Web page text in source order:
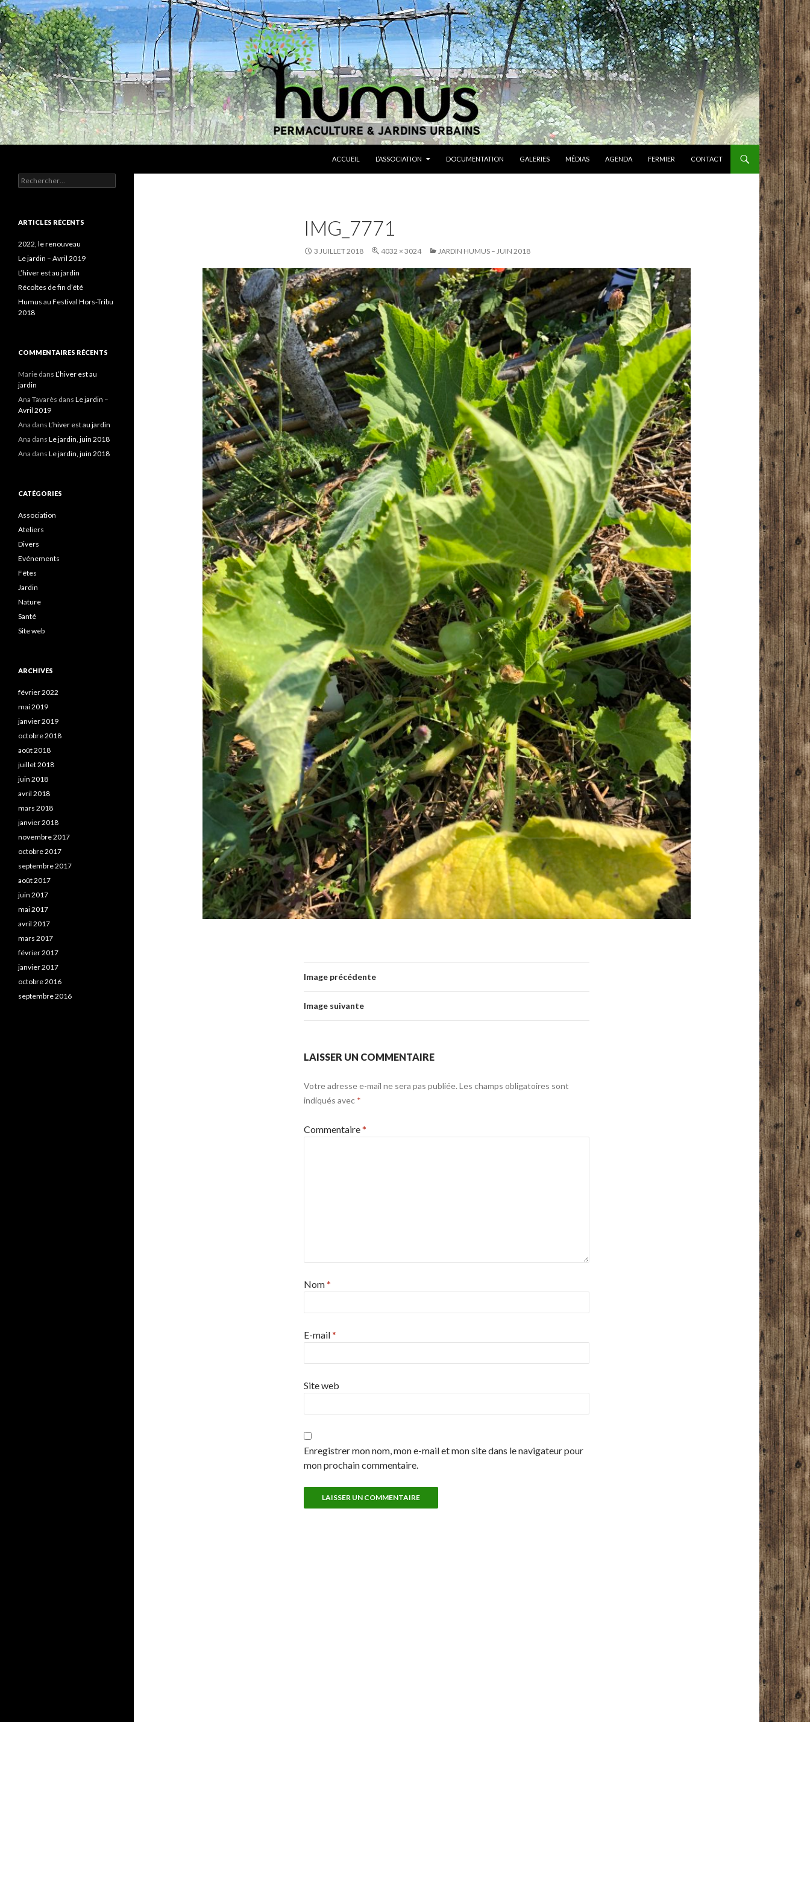
ACCUEIL
L’ASSOCIATION DOCUMENTATION GALERIES MÉDIAS AGENDA FERMIER CONTACT
IMG_7771
3 JUILLET 2018 4032 × 3024 JARDIN HUMUS – JUIN 2018
Image précédente
Image suivante
LAISSER UN COMMENTAIRE
Votre adresse e-mail ne sera pas publiée. Les champs obligatoires sont
indiqués avec *
Commentaire*
Nom*
E-mail*
Site web
Enregistrer mon nom, mon e-mail et mon site dans le navigateur pour
mon prochain commentaire.
Association agroécologique
Rechercher :
ARTICLES RÉCENTS
2022, le renouveau
Le jardin – Avril 2019
L’hiver est au jardin
Récoltes de fin d’été
Humus au Festival Hors-Tribu
2018
COMMENTAIRES RÉCENTS
Marie dans L’hiver est au
jardin
Ana Tavarès dans Le jardin –
Avril 2019
Ana dans L’hiver est au jardin
Ana dans Le jardin, juin 2018
Ana dans Le jardin, juin 2018
CATÉGORIES
Association
Ateliers
Divers
Evénements
Fêtes
Jardin
Nature
Santé
Site web
ARCHIVES
février 2022
mai 2019
janvier 2019
octobre 2018
août 2018
juillet 2018
juin 2018
avril 2018
mars 2018
janvier 2018
novembre 2017
octobre 2017
septembre 2017
août 2017
juin 2017
mai 2017
avril 2017
mars 2017
février 2017
janvier 2017
octobre 2016
septembre 2016